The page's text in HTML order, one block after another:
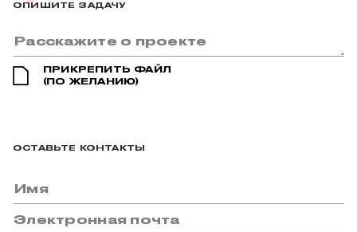
ОПИШИТЕ ЗАДАЧУ
ПРИКРЕПИТЬ ФАЙЛ
(ПО ЖЕЛАНИЮ)
ОСТАВЬТЕ КОНТАКТЫ